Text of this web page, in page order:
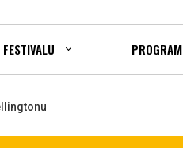
FESTIVALU PROGRAM